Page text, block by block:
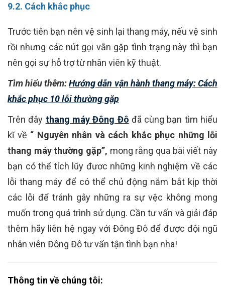
9.2. Cách khắc phục
Trước tiên bạn nên vệ sinh lại thang máy, nếu vệ sinh
rồi nhưng các nút gọi vẫn gặp tình trạng này thì bạn
nên gọi sự hỗ trợ từ nhân viên kỹ thuật.
Tìm hiểu thêm:Hướng dẫn vận hành thang máy: Cách
khắc phục 10 lỗi thường gặp
Trên đây thang máy Đông Đô đã cùng bạn tìm hiểu
kĩ về “ Nguyên nhân và cách khắc phục những lỗi
thang máy thường gặp”, mong rằng qua bài viết này
bạn có thể tích lũy đươc những kinh nghiệm về các
lỗi thang máy để có thể chủ động nắm bắt kịp thời
các lỗi để tránh gây những ra sự vệc không mong
muốn trong quá trình sử dụng. Cần tư vấn và giải đáp
thêm hãy liên hệ ngay với Đông Đô để được đội ngũ
nhân viên Đông Đô tư vấn tận tình bạn nha!
Thông tin về chúng tôi: